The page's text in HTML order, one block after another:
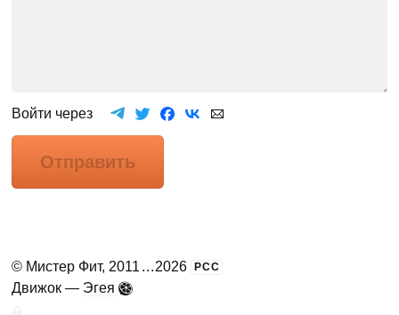
Войти через
Отправить
© Мистер Фит, 2011 ...2026 РСС
Движок — Эгея